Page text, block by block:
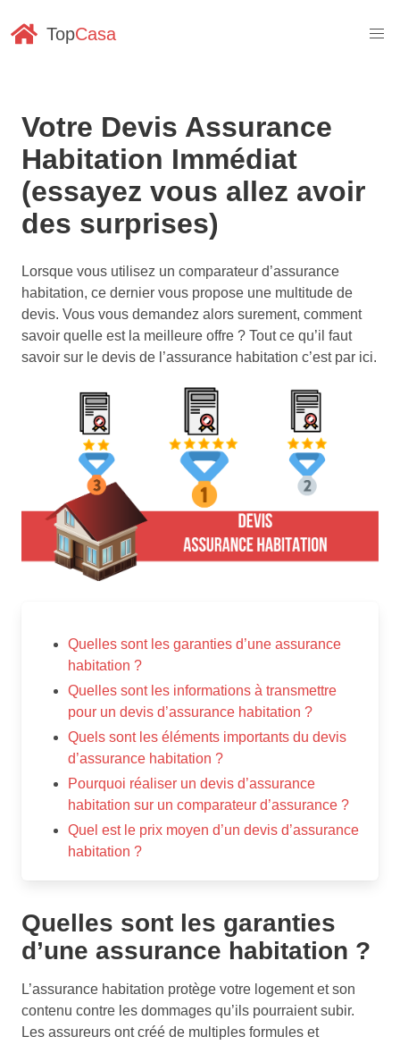
TopCasa
Votre Devis Assurance
Habitation Immédiat
(essayez vous allez avoir
des surprises)
Lorsque vous utilisez un comparateur d’assurance
habitation, ce dernier vous propose une multitude de
devis. Vous vous demandez alors surement, comment
savoir quelle est la meilleure offre ? Tout ce qu’il faut
savoir sur le devis de l’assurance habitation c’est par ici.
Quelles sont les garanties d’une assurance
habitation ?
Quelles sont les informations à transmettre
pour un devis d’assurance habitation ?
Quels sont les éléments importants du devis
d’assurance habitation ?
Pourquoi réaliser un devis d’assurance
habitation sur un comparateur d’assurance ?
Quel est le prix moyen d’un devis d’assurance
habitation ?
Quelles sont les garanties
d’une assurance habitation ?
L’assurance habitation protège votre logement et son
contenu contre les dommages qu’ils pourraient subir.
Les assureurs ont créé de multiples formules et